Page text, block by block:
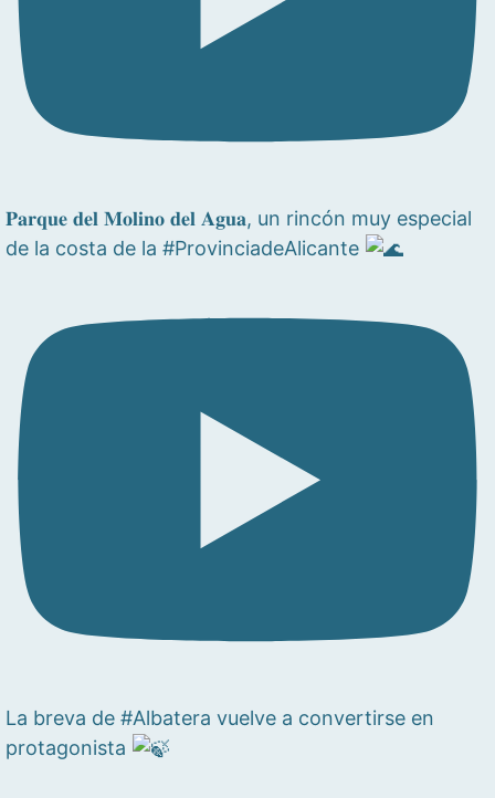
𝐏𝐚𝐫𝐪𝐮𝐞 𝐝𝐞𝐥 𝐌𝐨𝐥𝐢𝐧𝐨 𝐝𝐞𝐥 𝐀𝐠𝐮𝐚, un rincón muy especial
de la costa de la #ProvinciadeAlicante
La breva de #Albatera vuelve a convertirse en
protagonista